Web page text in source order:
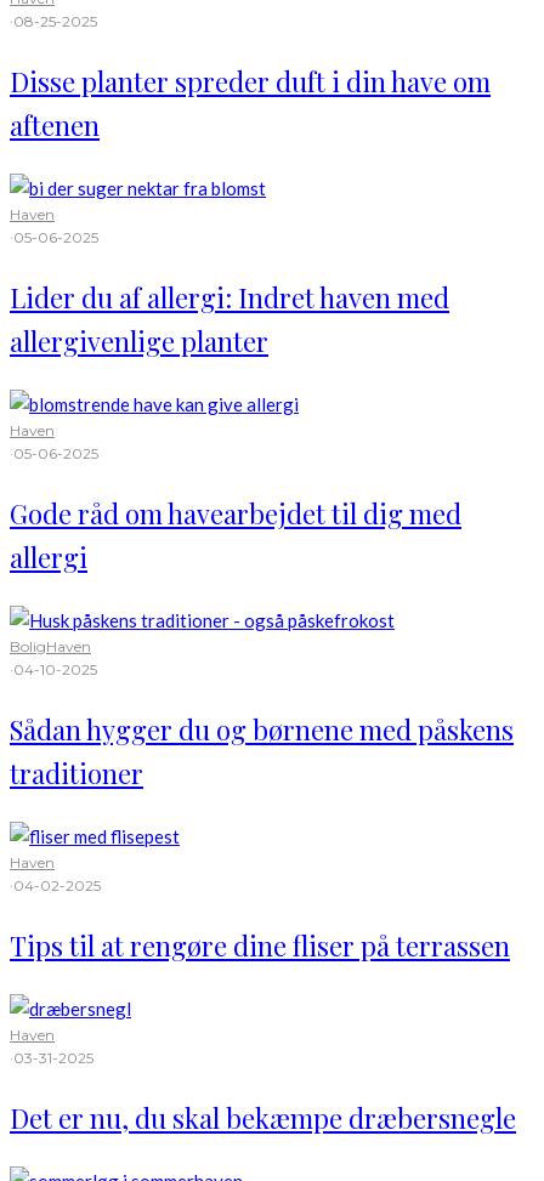
·08-25-2025
Disse planter spreder duft i din have om
aftenen
Haven
·05-06-2025
Lider du af allergi: Indret haven med
allergivenlige planter
Haven
·05-06-2025
Gode råd om havearbejdet til dig med
allergi
BoligHaven
·04-10-2025
Sådan hygger du og børnene med påskens
traditioner
Haven
·04-02-2025
Tips til at rengøre dine fliser på terrassen
Haven
·03-31-2025
Det er nu, du skal bekæmpe dræbersnegle